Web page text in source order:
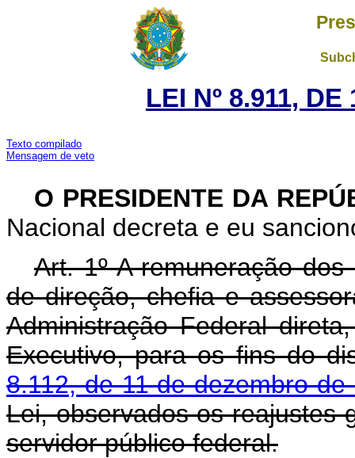
LEI Nº 8.911,
Texto compilado
Mensagem de veto
O PRESIDENTE DA
Nacional decreta e eu
Art. 1º A remuneração
de direção, chefia e
Administração Federal
Executivo, para os fins do
8.112, de 11 de dezembro de
Lei, observados os reajustes
servidor público federal.